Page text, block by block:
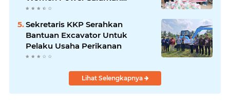
Bantuan untuk Korban Banjir di
Padang
Sekretaris KKP Serahkan
Bantuan Excavator Untuk
Pelaku Usaha Perikanan
Lihat Selengkapnya